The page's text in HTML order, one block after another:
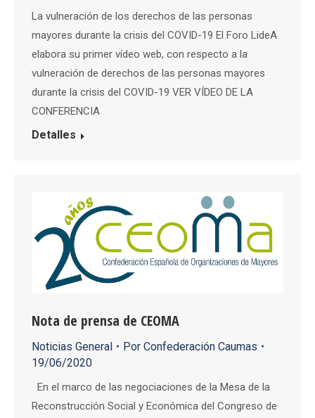
La vulneración de los derechos de las personas
mayores durante la crisis del COVID-19 El Foro LideA
elabora su primer vídeo web, con respecto a la
vulneración de derechos de las personas mayores
durante la crisis del COVID-19 VER VÍDEO DE LA
CONFERENCIA
Detalles
Nota de prensa de CEOMA
Noticias General Por Confederación Caumas
19/06/2020
En el marco de las negociaciones de la Mesa de la
Reconstrucción Social y Económica del Congreso de